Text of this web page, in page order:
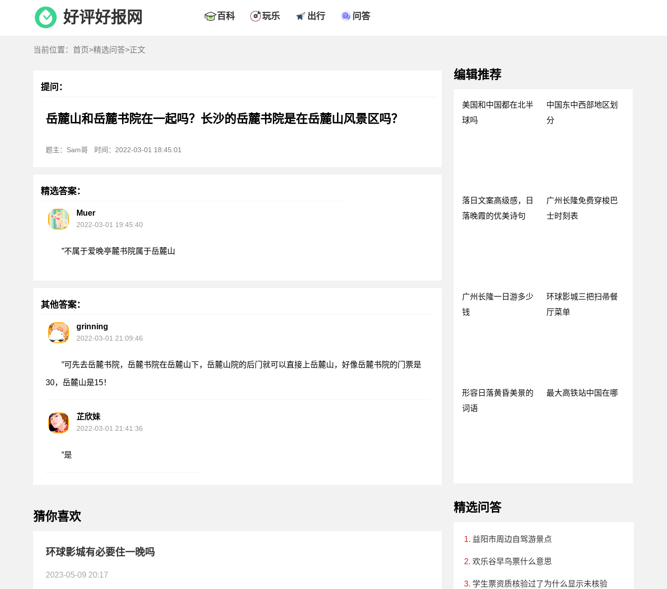
好评好报网 百科 玩乐 出行 问答
当前位置： 首页>精选问答>正文
提问：
岳麓山和岳麓书院在一起吗？长沙的岳麓书院是在岳麓山风景区吗？
题主：Sam哥 时间：2022-03-01 18:45:01
精选答案：
Muer
2022-03-01 19:45:40
”不属于爱晚亭麓书院属于岳麓山
其他答案：
grinning
2022-03-01 21:09:46
”可先去岳麓书院，岳麓书院在岳麓山下，岳麓山院的后门就可以直接上岳麓山，好像岳麓书院的门票是
30，岳麓山是15！
芷欣妹
2022-03-01 21:41:36
”是
猜你喜欢
环球影城有必要住一晚吗
2023-05-09 20:17
编辑推荐
美国和中国都在北半
球吗
中国东中西部地区划
分
落日文案高级感，日
落晚霞的优美诗句
广州长隆免费穿梭巴
士时刻表
广州长隆一日游多少
钱
环球影城三把扫帚餐
厅菜单
形容日落黄昏美景的
词语
最大高铁站中国在哪
精选问答
益阳市周边自驾游景点
欢乐谷早鸟票什么意思
学生票资质核验过了为什么显示未核验